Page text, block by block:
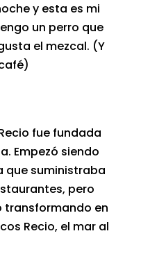
y esta es mi
un perro que
el mezcal. (Y
fue fundada
Empezó siendo
que suministraba
pero
transformando en
Recio, el mar al